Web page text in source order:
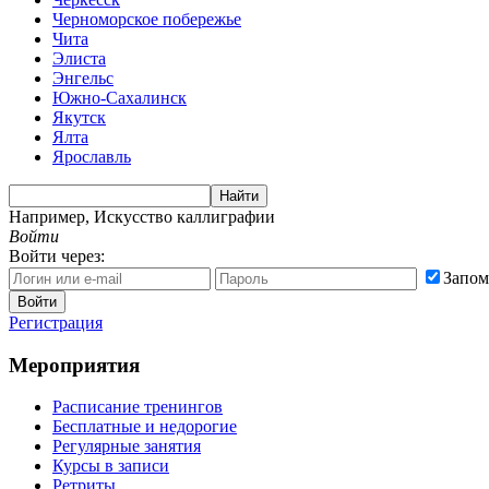
Черноморское побережье
Чита
Элиста
Энгельс
Южно-Сахалинск
Якутск
Ялта
Ярославль
Найти
Например, Искусство каллиграфии
Войти
Войти через:
Войти
Регистрация
Мероприятия
Расписание тренингов
Бесплатные и недорогие
Регулярные занятия
Курсы в записи